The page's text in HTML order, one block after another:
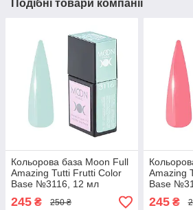
Подібні товари компанії
Кольорова база Moon Full
Amazing Tutti Frutti Color
Base №3116, 12 мл
245 ₴ 250 ₴
Amazing
Base
245₴